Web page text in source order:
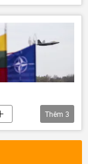
Thêm 3